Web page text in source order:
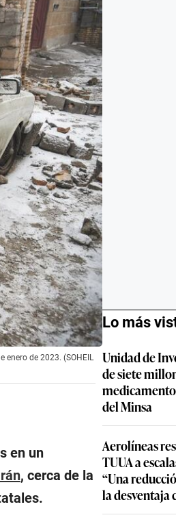
enero de 2023. (SOHEIL
en un
, cerca de la
Lo más
Unidad de
de siete
del Minsa
Aerolíneas
TUUA a
“Una
la desventaja